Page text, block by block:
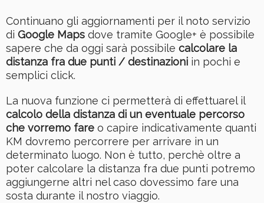
Continuano gli aggiornamenti per il noto servizio
di Google Maps dove tramite Google+ è possibile
sapere che da oggi sarà possibile calcolare la
distanza fra due punti / destinazioni in pochi e
semplici click.
La nuova funzione ci permetterà di effettuarel il
calcolo della distanza di un eventuale percorso
che vorremo fare o capire indicativamente quanti
KM dovremo percorrere per arrivare in un
determinato luogo. Non è tutto, perchè oltre a
poter calcolare la distanza fra due punti potremo
aggiungerne altri nel caso dovessimo fare una
sosta durante il nostro viaggio.